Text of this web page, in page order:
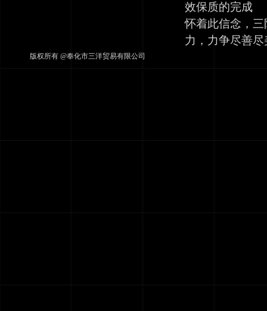
效保质的完成
怀着此信念，
力，力争尽善尽
版权所有 @奉化市三洋贸易有限公司